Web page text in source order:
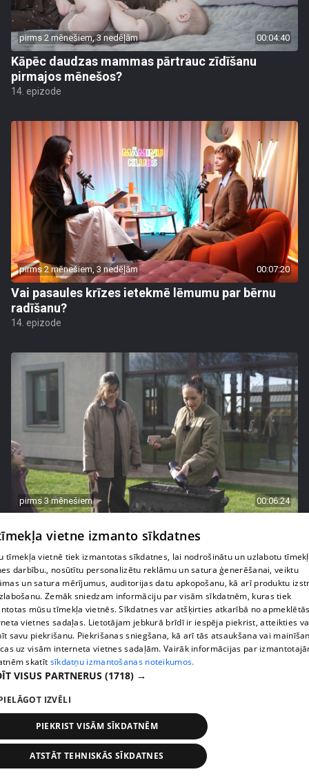
pirms 2 mēnešiem, 3 nedēļām 00:04:40
Kāpēc daudzas mammas pārtrauc zīdīšanu
pirmajos mēnešos?
14. epizode
pirms 2 mēnešiem, 3 nedēļām 00:07:20
Vai pasaules krīzes ietekmē lēmumu par bērnu
radīšanu?
14. epizode
pirms 3 mēnešiem 00:06:24
uztura principus
13. epizode
pirms 3 mēnešiem
Veselības sākas ar mikrobiomu, ar ko to barot, lai
justos labi?
vietne izmanto sīkdatnes
tīmekļa vietnē tiek izmantotas sīkdatnes, lai nodrošinātu un uzlabotu
darbību., nosūtītu personalizētu reklāmu un satura ģenerēšanai, veiktu
un satura mērījumus, auditorijas datu apkopošanu, kā arī produktu
Zemāk sniedzam informāciju par visām sīkdatnēm, kuras tiek
mūsu tīmekļa vietnēs. Sīkdatnes var atšķirties atkarībā no
vietnes sadaļas. Lietotājam jebkurā brīdī ir iespēja piekrist, atteikties
savu piekrišanu. Piekrišanas sniegšana, kā arī tās atsaukšana vai
uz visām interneta vietnes sadaļām. Vairāk informācijas par
skatīt sīkdatņu izmantošanas noteikumos.
VISUS PARTNERUS (1718) →
IZVĒLI
PIEKRIST VISĀM SĪKDATNĒM
ATSTĀT TEHNISKĀS SĪKDATNES